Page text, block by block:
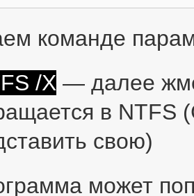
команде
/X — далее
в NTFS
свою)
может